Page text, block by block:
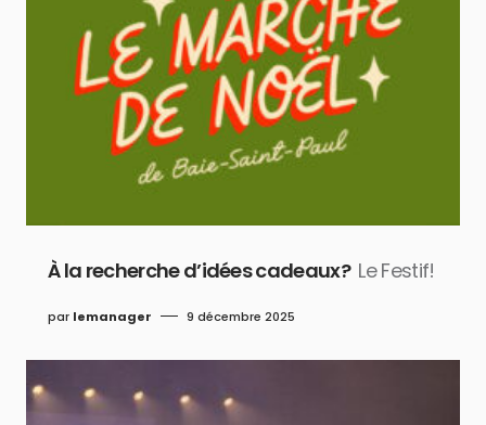
À la recherche d’idées cadeaux? Le Festif!
par lemanager 9 décembre 2025